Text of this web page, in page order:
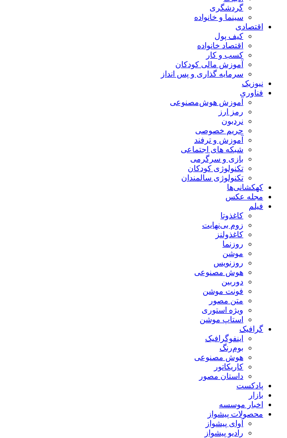
گردشگری
سینما و خانواده
اقتصادی
کیف پول
اقتصاد خانواده
کسب و کار
آموزش مالی کودکان
سرمایه گذاری و پس انداز
نیوزیک
فناوری
آموزش هوش‌مصنوعی
رمز ارز
نردبون
حریم خصوصی
آموزش و ترفند
شبکه های اجتماعی
بازی و سرگرمی
تکنولوژی کودکان
تکنولوژی سالمندان
کهکشانی‌ها
مجله عکس
فیلم
کاغذوتا
زوم بی‌نهایت
کاغذولنز
روزنما
موشن
روزنویس
هوش مصنوعی
دوربین
فونت موشن
متن مصور
ویژه استوری
استاپ موشن
گرافیک
اینفوگرافیک
بوم‌رنگ
هوش مصنوعی
کاریکاتور
داستان مصور
پادکست
بازار
اخبار موسسه
محصولات پیشواز
آوای پیشواز
رادیو پیشواز